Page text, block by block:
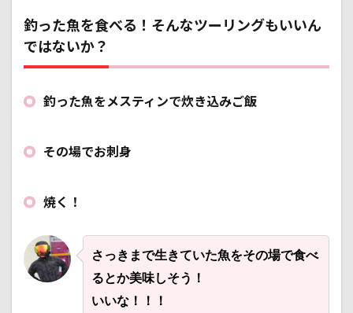
釣った魚を食べる！そんなツーリングもいいん
ではないか？
釣った魚をメスティンで炊き込みご飯
その場でお刺身
焼く！
さっきまで生きていた魚をその場で食べ
るとか美味しそう！
いいな！！！